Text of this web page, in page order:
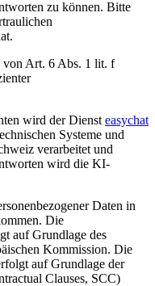
zu können. Bitte
von Art. 6 Abs. 1 lit. f
wird der Dienst easychat
Systeme und
verarbeitet und
wird die KI-
Daten in
Die
auf Grundlage des
Kommission. Die
auf Grundlage der
Clauses, SCC)